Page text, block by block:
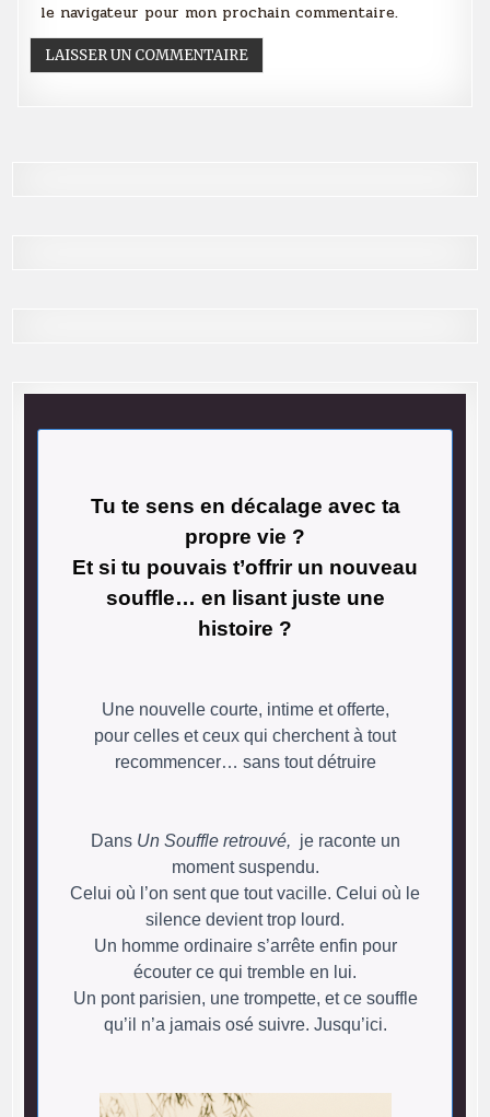
le navigateur pour mon prochain commentaire.
Tu te sens en décalage avec ta
propre vie ?
Et si tu pouvais t’offrir un nouveau
souffle… en lisant juste une
histoire ?
Une nouvelle courte, intime et offerte,
pour celles et ceux qui cherchent à tout
recommencer… sans tout détruire
Dans Un Souffle retrouvé, je raconte un
moment suspendu.
Celui où l’on sent que tout vacille. Celui où le
silence devient trop lourd.
Un homme ordinaire s’arrête enfin pour
écouter ce qui tremble en lui.
Un pont parisien, une trompette, et ce souffle
qu’il n’a jamais osé suivre. Jusqu’ici.